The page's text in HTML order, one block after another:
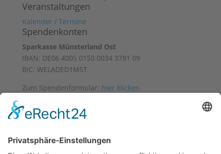
Veranstaltungen
Kalender / Termine
Spendenkonten
Sparkasse Münsterland Ost
IBAN: DE06 4005 0150 0034 3781 09
BIC: WELADED1MST
Zum Spendenformular: hier klicken
Impressum
Facebook